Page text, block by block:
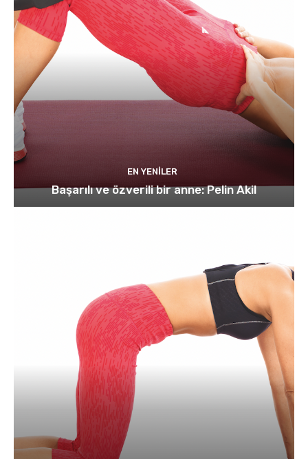
EN YENILER
Başarılı ve özverili bir anne: Pelin Akil